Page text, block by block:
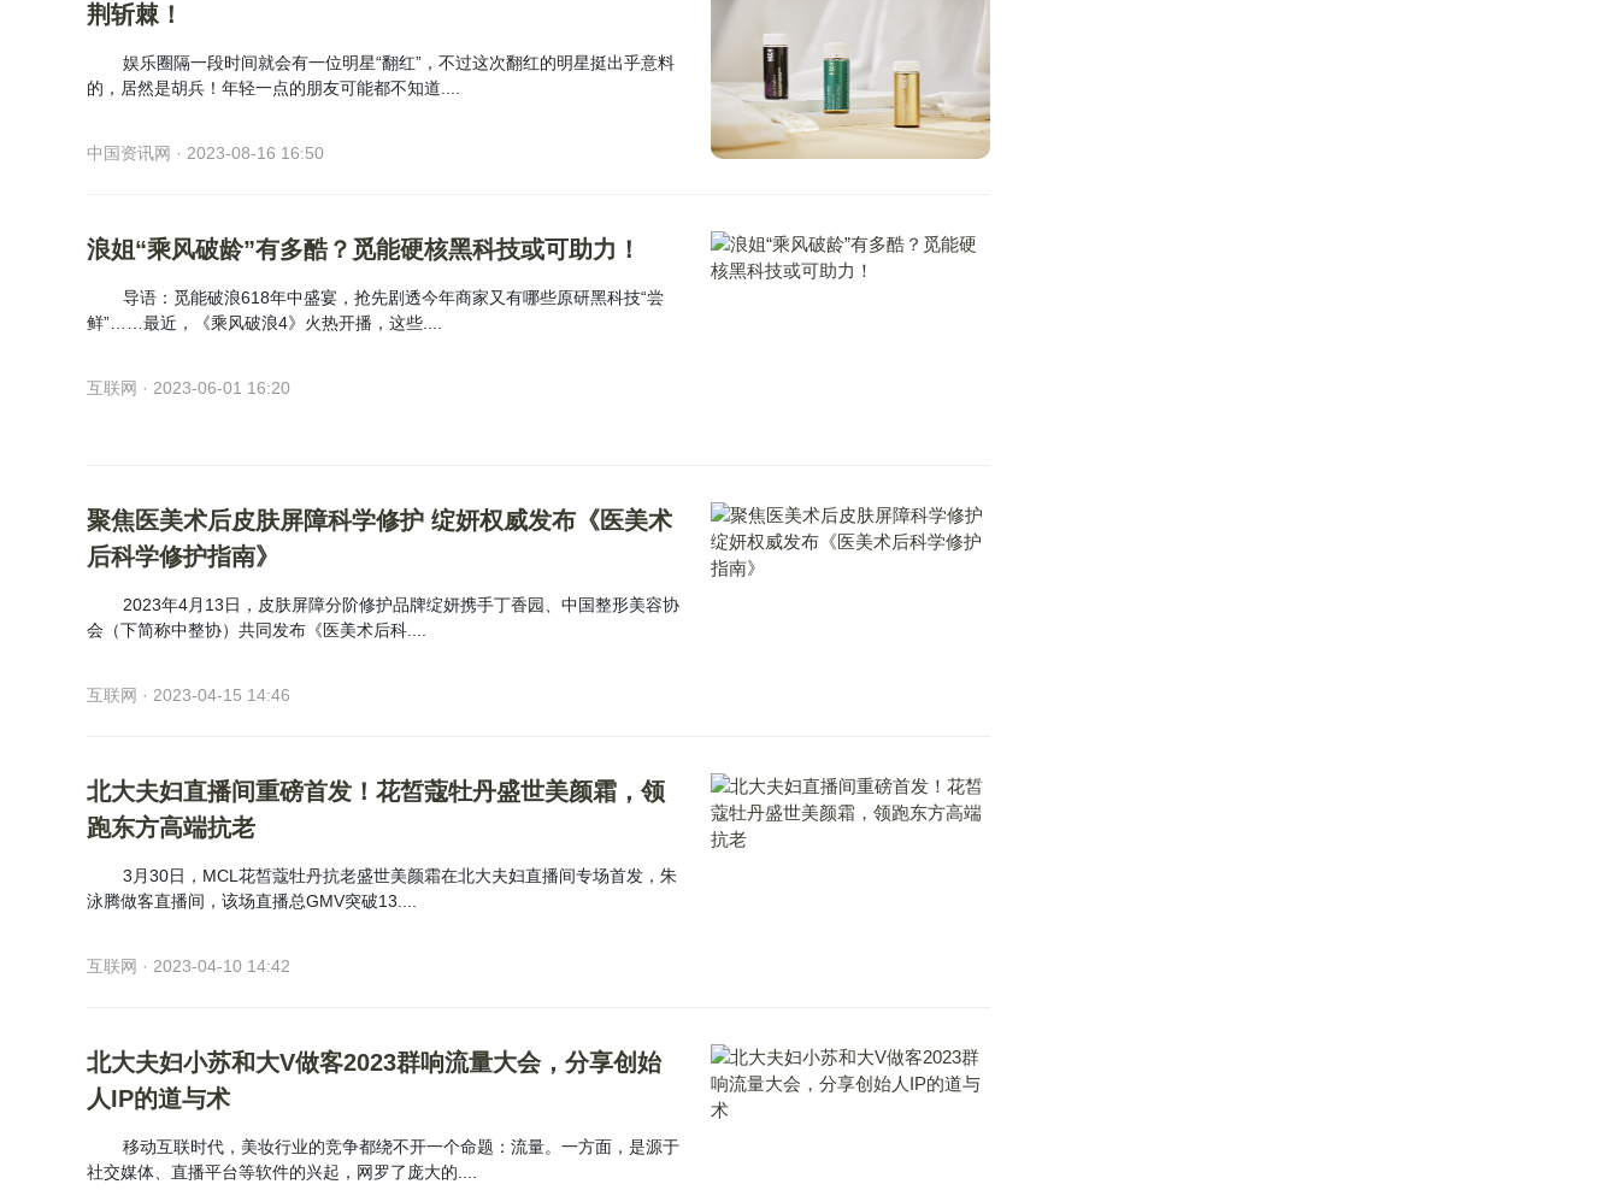
荆斩棘！
娱乐圈隔一段时间就会有一位明星“翻红”，不过这次翻红的明星挺出乎意料
的，居然是胡兵！年轻一点的朋友可能都不知道....
中国资讯网 · 2023-08-16 16:50
浪姐“乘风破龄”有多酷？觅能硬核黑科技或可助力！
导语：觅能破浪618年中盛宴，抢先剧透今年商家又有哪些原研黑科技“尝
鲜”……最近，《乘风破浪4》火热开播，这些....
互联网 · 2023-06-01 16:20
聚焦医美术后皮肤屏障科学修护 绽妍权威发布《医美术
后科学修护指南》
2023年4月13日，皮肤屏障分阶修护品牌绽妍携手丁香园、中国整形美容协
会（下简称中整协）共同发布《医美术后科....
互联网 · 2023-04-15 14:46
北大夫妇直播间重磅首发！花皙蔻牡丹盛世美颜霜，领
跑东方高端抗老
3月30日，MCL花皙蔻牡丹抗老盛世美颜霜在北大夫妇直播间专场首发，朱
泳腾做客直播间，该场直播总GMV突破13....
互联网 · 2023-04-10 14:42
北大夫妇小苏和大V做客2023群响流量大会，分享创始
人IP的道与术
移动互联时代，美妆行业的竞争都绕不开一个命题：流量。一方面，是源于
社交媒体、直播平台等软件的兴起，网罗了庞大的....